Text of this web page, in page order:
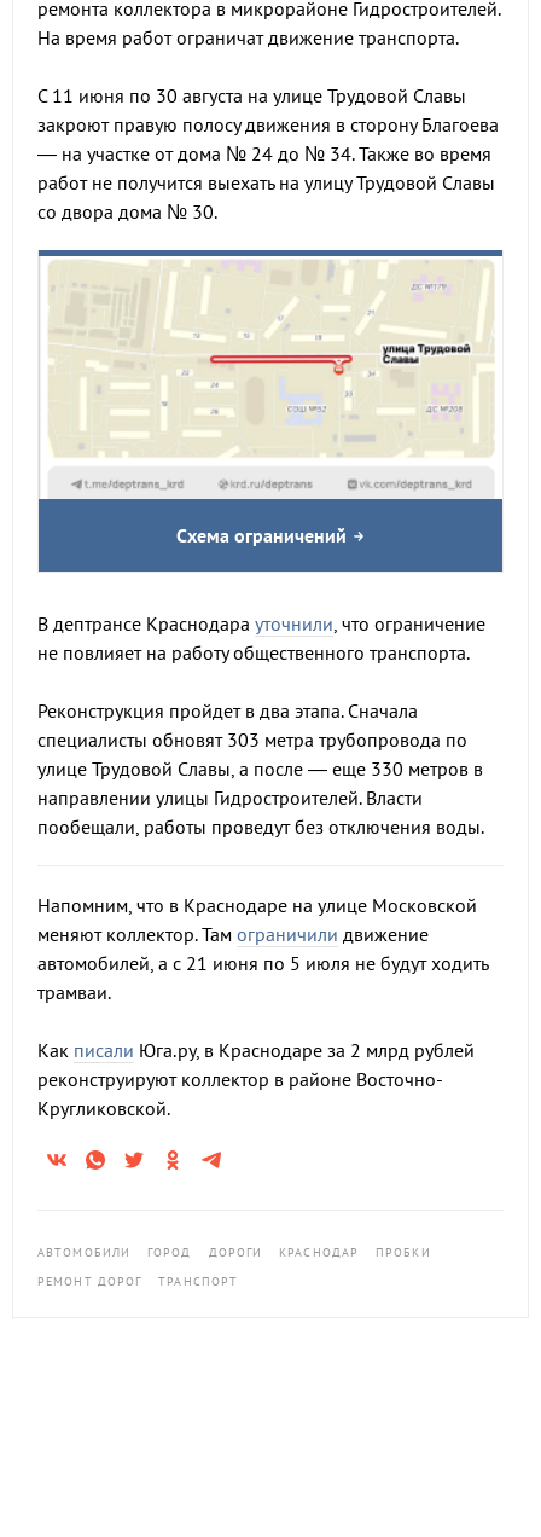
ремонта коллектора в микрорайоне Гидростроителей.
На время работ ограничат движение транспорта.
С 11 июня по 30 августа на улице Трудовой Славы
закроют правую полосу движения в сторону Благоева
— на участке от дома № 24 до № 34. Также во время
работ не получится выехать на улицу Трудовой Славы
со двора дома № 30.
Схема ограничений
В дептрансе Краснодара уточнили , что ограничение
не повлияет на работу общественного транспорта.
Реконструкция пройдет в два этапа. Сначала
специалисты обновят 303 метра трубопровода по
улице Трудовой Славы, а после — еще 330 метров в
направлении улицы Гидростроителей. Власти
пообещали, работы проведут без отключения воды.
Напомним, что в Краснодаре на улице Московской
меняют коллектор. Там ограничили движение
автомобилей, а с 21 июня по 5 июля не будут ходить
трамваи.
Как писали Юга.ру, в Краснодаре за 2 млрд рублей
реконструируют коллектор в районе Восточно-
Кругликовской.
АВТОМОБИЛИ ГОРОД ДОРОГИ КРАСНОДАР
ПРОБКИ
РЕМОНТ ДОРОГ
ТРАНСПОРТ